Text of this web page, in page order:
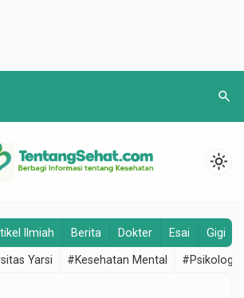
search
light_mode
Ilmiah Berita Dokter Esai Gigi
Yarsi #Kesehatan Mental #Psikologi